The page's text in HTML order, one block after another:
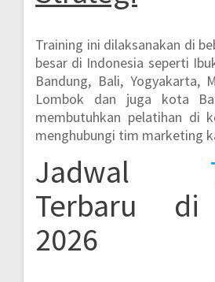
Training ini dilaksanakan di
besar di Indonesia seperti
Bandung, Bali, Yogyakarta,
Lombok dan juga kota
membutuhkan pelatihan di
menghubungi tim marketing
Jadwal
Terbaru di
2026